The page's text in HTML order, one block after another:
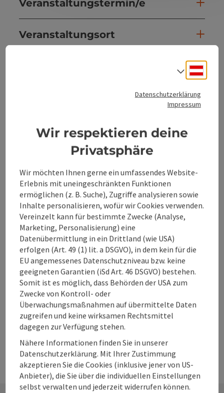
Veranstaltungstermin/e
Veranstaltungsort
Eignung
Beitrag merken
zum Merkzettel
PDF erstellen
Beitrag drucken
In der Nähe
powered by TOURDATA
Datenschutzerklärung
Impressum
Wir respektieren deine
Privatsphäre
Wir möchten Ihnen gerne ein umfassendes Website-
Erlebnis mit uneingeschränkten Funktionen
ermöglichen (z. B. Suche), Zugriffe analysieren sowie
Inhalte personalisieren, wofür wir Cookies verwenden.
Vereinzelt kann für bestimmte Zwecke (Analyse,
Marketing, Personalisierung) eine
Datenübermittlung in ein Drittland (wie USA)
erfolgen (Art. 49 (1) lit. a DSGVO), in dem kein für die
EU angemessenes Datenschutzniveau bzw. keine
geeigneten Garantien (iSd Art. 46 DSGVO) bestehen.
Somit ist es möglich, dass Behörden der USA zum
Zwecke von Kontroll- oder
Überwachungsmaßnahmen auf übermittelte Daten
zugreifen und keine wirksamen Rechtsmittel
dagegen zur Verfügung stehen.
Nähere Informationen finden Sie in unserer
Datenschutzerklärung. Mit Ihrer Zustimmung
akzeptieren Sie die Cookies (inklusive jener von US-
Anbieter), die Sie über die individuellen Einstellungen
selbst verwalten und jederzeit widerrufen können.